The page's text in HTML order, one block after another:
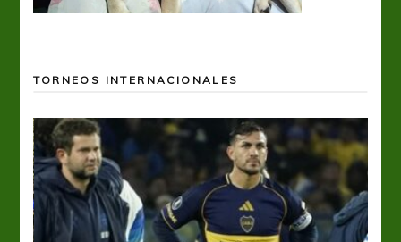
TORNEOS INTERNACIONALES